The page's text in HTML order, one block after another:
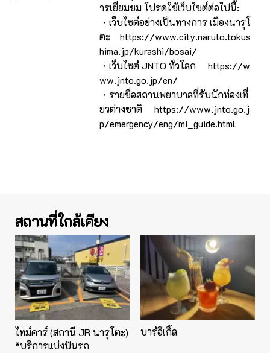
ารเยี่ยมชม โปรดใช้เว็บไซต์ต่อไปนี้:
・เว็บไซต์อย่างเป็นทางการ เมืองนารุโ
ตะ https://www.city.naruto.tokus
hima.jp/kurashi/bosai/
・เว็บไซต์ JNTO ทั่วโลก https://w
ww.jnto.go.jp/en/
・รายชื่อสถานพยาบาลที่รับนักท่องเที่
ยวต่างชาติ https://www.jnto.go.j
p/emergency/eng/mi_guide.html
สถานที่ใกล้เคียง
ไทม์คาร์ (สถานี JR นารุโตะ)
*บริการแบ่งปันรถ
บาร์อีเกิ้ล